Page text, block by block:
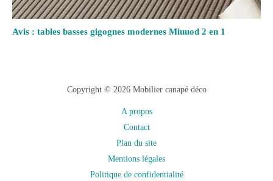
Avis : tables basses gigognes modernes Miuuod 2 en 1
Copyright © 2026 Mobilier canapé déco
A propos
Contact
Plan du site
Mentions légales
Politique de confidentialité